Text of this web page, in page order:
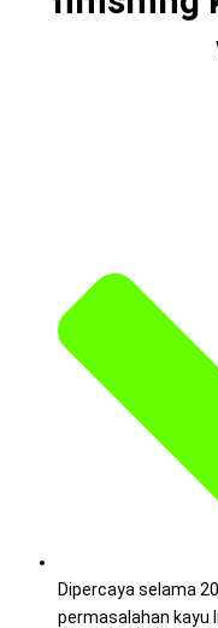
Dipercaya selama
permasalahan kayu